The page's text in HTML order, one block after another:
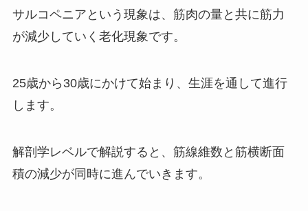
サルコペニアという現象は、筋肉の量と共に筋力
が減少していく老化現象です。
25歳から 30歳にかけて始まり、生涯を通して進行
します。
解剖学レベルで解説すると、筋線維数と筋横断面
積の減少が同時に進んでいきます。